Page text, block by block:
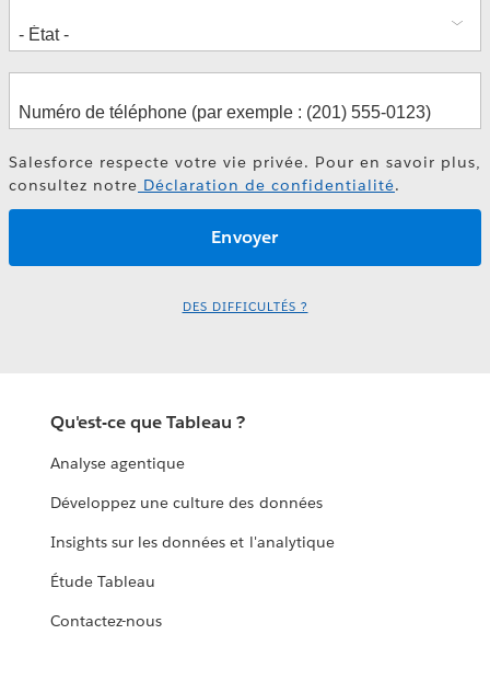
Salesforce respecte votre vie privée. Pour en savoir plus,
consultez notre Déclaration de confidentialité.
DES DIFFICULTÉS ?
Qu'est-ce que Tableau ?
Analyse agentique
Développez une culture des données
Insights sur les données et l'analytique
Étude Tableau
Contactez-nous